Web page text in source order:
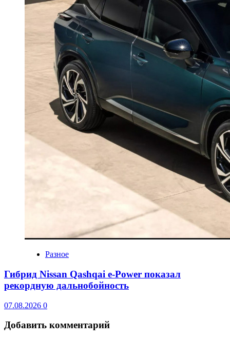
Разное
Гибрид Nissan Qashqai e-Power показал
рекордную дальнобойность
07.08.2026 0
Добавить комментарий